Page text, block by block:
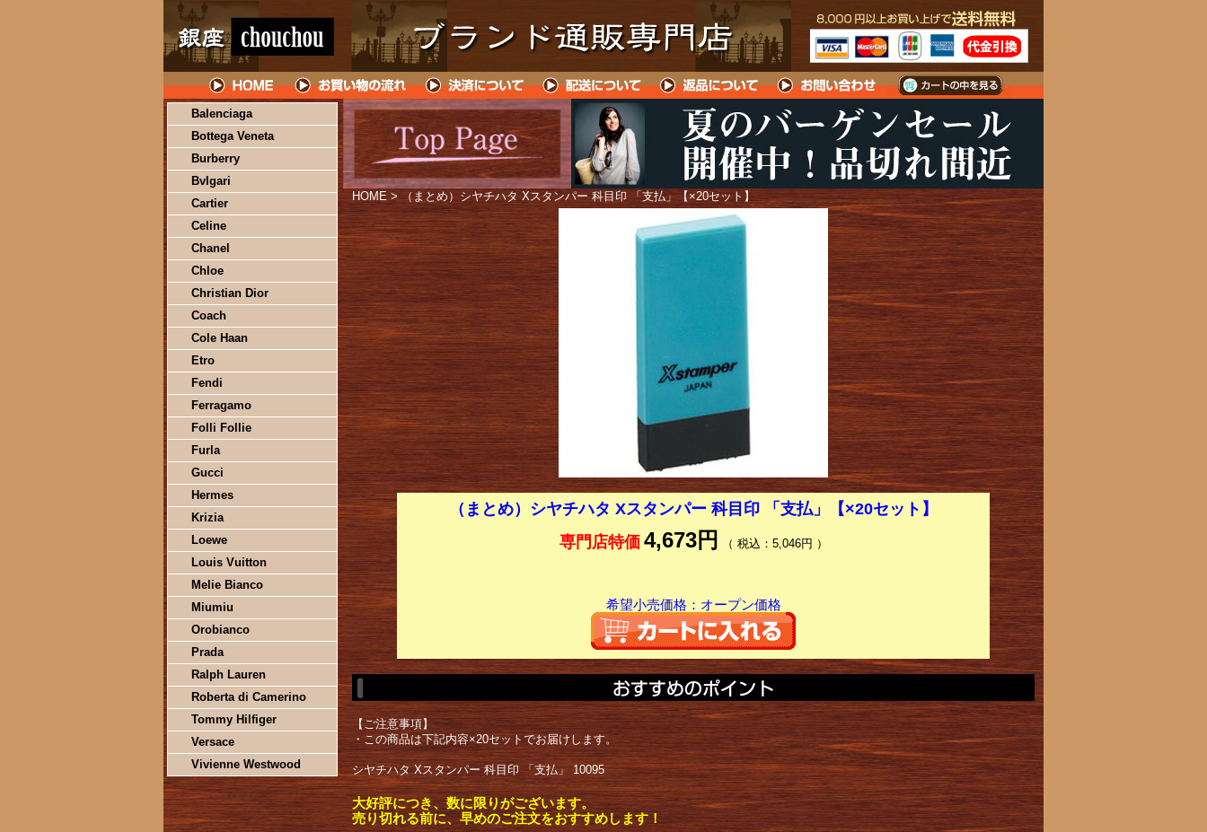
Balenciaga
Bottega Veneta
Burberry
Bvlgari
Cartier
Celine
Chanel
Chloe
Christian Dior
Coach
Cole Haan
Etro
Fendi
Ferragamo
Folli Follie
Furla
Gucci
Hermes
Krizia
Loewe
Louis Vuitton
Melie Bianco
Miumiu
Orobianco
Prada
Ralph Lauren
Roberta di Camerino
Tommy Hilfiger
Versace
Vivienne Westwood
HOME > （まとめ）シヤチハタ Xスタンパー 科目印 「支払」【×20セット】
（まとめ）シヤチハタ Xスタンパー 科目印 「支払」【×20セット】
専門店特価 4,673円 （ 税込：5,046円 ）
希望小売価格：オープン価格
【ご注意事項】
・この商品は下記内容×20セットでお届けします。
シヤチハタ Xスタンパー 科目印 「支払」 10095
大好評につき、数に限りがございます。
売り切れる前に、早めのご注文をおすすめします！